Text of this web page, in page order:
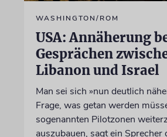
WASHINGTON/ROM
USA: Annäherung
Gesprächen
Libanon und Israel
Man sei sich »nun deutlich
Frage, was getan werden
sogenannten Pilotzonen
auszubauen, sagt ein Sprecher